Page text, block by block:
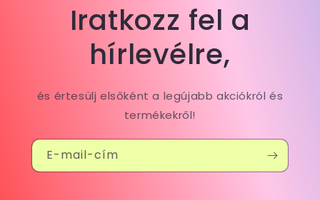
Iratkozz fel a
hírlevélre,
és értesülj elsőként a legújabb akciókról és
termékekről!
E-mail-cím